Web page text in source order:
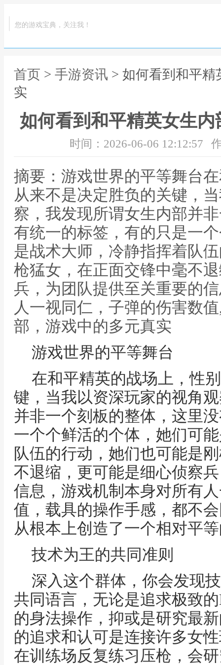
您的游戏宝典，关注我！
首页 > 手游资讯 > 如何看到和平
实
如何看到和平精英女生
时间：2026-06-06 12:12:57
摘要：游戏世界的平等舞台
从来不是决定胜负的关键，
察，我发现所谓女生内部并
有统一的标签，有的只是一
是战术大师，冷静指挥着队
枪猛女，在正面交锋中毫不
兵，为团队提供至关重要的
人一视同仁，子弹的伤害数
部，游戏中的多元真实
游戏世界的平等舞台
在和平精英的战场上，性
键，当我以资深玩家的视角
并非一个刻板的整体，这里
一个个鲜活的个体，她们可
队伍的行动，她们也可能是
不退缩，更可能是细心侦察
信息，游戏机制本身对所有
值，载具的操作手感，都不
从根本上创造了一个相对平
技术为王的共同准则
深入这个群体，你会发现
共同语言，无论是追求极致
的身法操作，抑或是研究最
的追求和认可是连接许多女
在训练场反复练习压枪，会